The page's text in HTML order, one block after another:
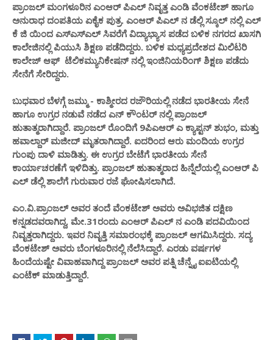
ಪ್ರಾಂಜಲ್ ಮಂಗಳೂರಿನ ಎಂಆರ್ ಪಿಎಲ್ ನಿವೃತ್ತ ಎಂಡಿ ವೆಂಕಟೇಶ್ ಹಾಗೂ
ಅನುರಾಧ ದಂಪತಿಯ ಏಕೈಕ ಪುತ್ರ. ಎಂಆರ್ ಪಿಎಲ್ ನ ಡೆಲ್ಲಿ ಸ್ಕೂಲ್ ನಲ್ಲಿ ಎಲ್
ಕೆ ಜಿ ಯಿಂದ ಎಸ್ಎಸ್ಎಲ್ ಸಿವರೆಗೆ ವಿದ್ಯಾಭ್ಯಾಸ ಪಡೆದ ಬಳಿಕ ನಗರದ ಖಾಸಗಿ
ಕಾಲೇಜಿನಲ್ಲಿ ಪಿಯುಸಿ ಶಿಕ್ಷಣ ಪಡೆದಿದ್ದರು. ಬಳಿಕ ಮಧ್ಯಪ್ರದೇಶದ ಮಿಲಿಟರಿ
ಕಾಲೇಜ್ ಆಫ್ ಟೆಲಿಕಮ್ಯುನಿಕೇಷನ್ ನಲ್ಲಿ ಇಂಜಿನಿಯರಿಂಗ್ ಶಿಕ್ಷಣ ಪಡೆದು
ಸೇನೆಗೆ ಸೇರಿದ್ದರು.
ಬುಧವಾರ ಬೆಳಗ್ಗೆ ಜಮ್ಮು - ಕಾಶ್ಮೀರದ ರಜೌರಿಯಲ್ಲಿ ನಡೆದ ಭಾರತೀಯ ಸೇನೆ
ಹಾಗೂ ಉಗ್ರರ ನಡುವೆ ನಡೆದ ಎನ್ ಕೌಂಟರ್ ನಲ್ಲಿ ಪ್ರಾಂಜಲ್
ಹುತಾತ್ಮರಾಗಿದ್ದಾರೆ. ಪ್ರಾಂಜಲ್ ರೊಂದಿಗೆ 9ಪಿಎಆರ್ ಎ ಕ್ಯಾಪ್ಟನ್ ಶುಭಂ, ಮತ್ತು
ಹವಾಲ್ದಾರ್ ಮಜೀದ್ ಮೃತರಾಗಿದ್ದಾರೆ. ಐದರಿಂದ ಆರು ಮಂದಿಯ ಉಗ್ರರ
ಗುಂಪು ದಾಳಿ ಮಾಡಿತ್ತು. ಈ ಉಗ್ರರ ಬೇಟೆಗೆ ಭಾರತೀಯ ಸೇನೆ
ಕಾರ್ಯಾಚರಣೆಗೆ ಇಳಿದಿತ್ತು. ಪ್ರಾಂಜಲ್ ಹುತಾತ್ಮರಾದ ಹಿನ್ನೆಲೆಯಲ್ಲಿ ಎಂಆರ್ ಪಿ
ಎಲ್ ಡೆಲ್ಲಿ ಶಾಲೆಗೆ ಗುರುವಾರ ರಜೆ ಘೋಷಿಸಲಾಗಿದೆ.
ಎಂ.ವಿ.ಪ್ರಾಂಜಲ್ ಅವರ ತಂದೆ ವೆಂಕಟೇಶ್ ಅವರು ಅವಿಭಜಿತ ದಕ್ಷಿಣ
ಕನ್ನಡದವರಾಗಿದ್ದ, ಮೇ.31ರಂದು ಎಂಆರ್ ಪಿಎಲ್ ನ ಎಂಡಿ ಪದವಿಯಿಂದ
ನಿವೃತ್ತರಾಗಿದ್ದರು. ಇವರ ನಿವೃತ್ತಿ ಸಮಾರಂಭಕ್ಕೆ ಪ್ರಾಂಜಲ್ ಆಗಮಿಸಿದ್ದರು. ಸದ್ಯ
ವೆಂಕಟೇಶ್ ಅವರು ಬೆಂಗಳೂರಿನಲ್ಲಿ ನೆಲೆಸಿದ್ದಾರೆ. ಎರಡು ವರ್ಷಗಳ
ಹಿಂದೆಯಷ್ಟೇ ವಿವಾಹವಾಗಿದ್ದ ಪ್ರಾಂಜಲ್ ಅವರ ಪತ್ನಿ ಚೆನ್ನೈ ಐಐಟಿಯಲ್ಲಿ
ಎಂಟೆಕ್ ಮಾಡುತ್ತಿದ್ದಾರೆ.